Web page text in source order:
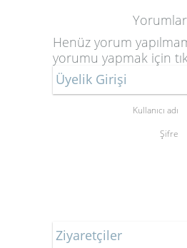
Yorumlar
Henüz yorum
yorumu yapmak için
Üyelik Girişi
Kullanıcı adı
Şifre
Ziyaretçiler